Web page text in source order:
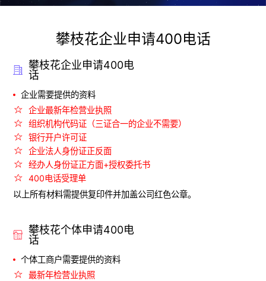
攀枝花企业申请400电话
攀枝花企业申请400电
话
企业需要提供的资料
企业最新年检营业执照
组织机构代码证（三证合一的企业不需要）
银行开户许可证
企业法人身份证正反面
经办人身份证正方面+授权委托书
400电话受理单
以上所有材料需提供复印件并加盖公司红色公章。
攀枝花个体申请400电
话
个体工商户需要提供的资料
最新年检营业执照